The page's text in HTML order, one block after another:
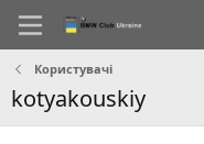
Користувачі
kotyakouskiy